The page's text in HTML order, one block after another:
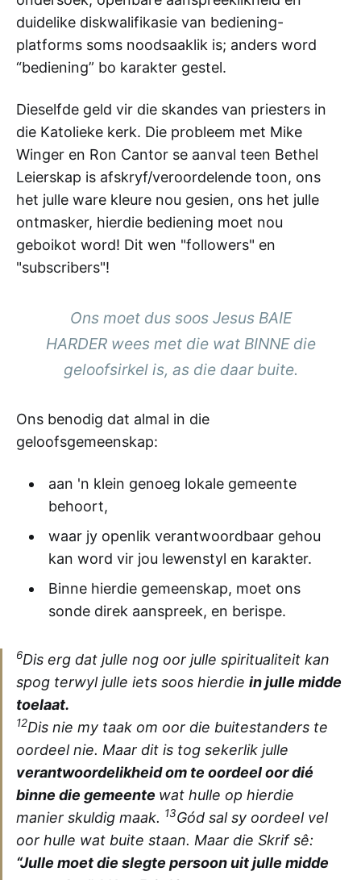
duidelike diskwalifikasie van bediening-
platforms soms noodsaaklik is; anders word
“bediening” bo karakter gestel.
Dieselfde geld vir die skandes van priesters in
die Katolieke kerk. Die probleem met Mike
Winger en Ron Cantor se aanval teen Bethel
Leierskap is afskryf/veroordelende toon, ons
het julle ware kleure nou gesien, ons het julle
ontmasker, hierdie bediening moet nou
geboikot word! Dit wen "followers" en
"subscribers"!
Ons moet dus soos Jesus BAIE
HARDER wees met die wat BINNE die
geloofsirkel is, as die daar buite.
Ons benodig dat almal in die
geloofsgemeenskap:
aan 'n klein genoeg lokale gemeente
behoort,
waar jy openlik verantwoordbaar gehou
kan word vir jou lewenstyl en karakter.
Binne hierdie gemeenskap, moet ons
sonde direk aanspreek, en berispe.
6Dis erg dat julle nog oor julle spiritualiteit kan
spog terwyl julle iets soos hierdie in julle midde
toelaat.
12Dis nie my taak om oor die buitestanders te
oordeel nie. Maar dit is tog sekerlik julle
verantwoordelikheid om te oordeel oor dié
binne die gemeente wat hulle op hierdie
manier skuldig maak. 13Gód sal sy oordeel vel
oor hulle wat buite staan. Maar die Skrif sê:
“Julle moet die slegte persoon uit julle midde